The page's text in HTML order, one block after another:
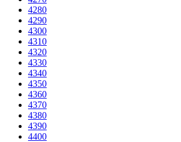
4280
4290
4300
4310
4320
4330
4340
4350
4360
4370
4380
4390
4400